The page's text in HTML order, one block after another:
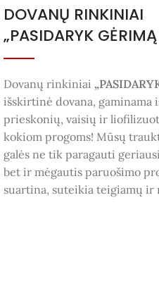
DOVANŲ RINKINIAI
„PASIDARYK
Dovanų rinkiniai
išskirtinė dovana, gaminama
prieskonių, vaisių ir
kokiom progoms! Mūsų
galės ne tik paragauti
bet ir mėgautis paruošimo
suartina, suteikia teigiamų ir